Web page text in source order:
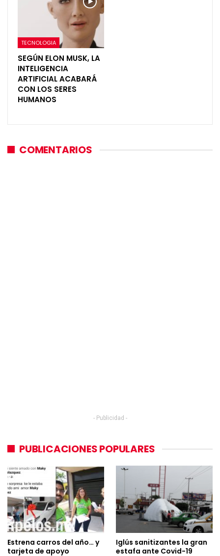
TECNOLOGIA
SEGÚN ELON MUSK, LA
INTELIGENCIA
ARTIFICIAL ACABARÁ
CON LOS SERES
HUMANOS
COMENTARIOS
- Publicidad -
PUBLICACIONES POPULARES
Estrena carros del año… y
tarjeta de apoyo
Iglús sanitizantes la gran
estafa ante Covid-19